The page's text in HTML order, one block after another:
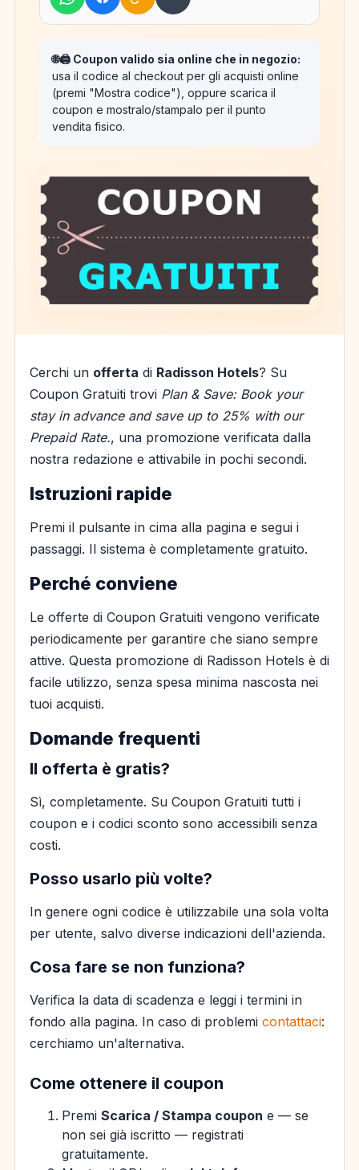
🌐🖨️ Coupon valido sia online che in negozio:
usa il codice al checkout per gli acquisti online
(premi "Mostra codice"), oppure scarica il
coupon e mostralo/stampalo per il punto
vendita fisico.
Cerchi un offerta di Radisson Hotels? Su
Coupon Gratuiti trovi Plan & Save: Book your
stay in advance and save up to 25% with our
Prepaid Rate., una promozione verificata dalla
nostra redazione e attivabile in pochi secondi.
Istruzioni rapide
Premi il pulsante in cima alla pagina e segui i
passaggi. Il sistema è completamente gratuito.
Perché conviene
Le offerte di Coupon Gratuiti vengono verificate
periodicamente per garantire che siano sempre
attive. Questa promozione di Radisson Hotels è di
facile utilizzo, senza spesa minima nascosta nei
tuoi acquisti.
Domande frequenti
Il offerta è gratis?
Sì, completamente. Su Coupon Gratuiti tutti i
coupon e i codici sconto sono accessibili senza
costi.
Posso usarlo più volte?
In genere ogni codice è utilizzabile una sola volta
per utente, salvo diverse indicazioni dell'azienda.
Cosa fare se non funziona?
Verifica la data di scadenza e leggi i termini in
fondo alla pagina. In caso di problemi contattaci:
cerchiamo un'alternativa.
Come ottenere il coupon
Premi Scarica / Stampa coupon e — se
non sei già iscritto — registrati
gratuitamente.